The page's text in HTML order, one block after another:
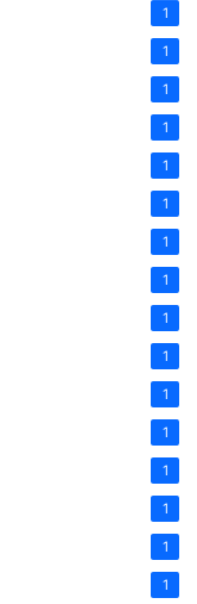
1
1
1
1
1
1
1
1
1
1
1
1
1
1
1
1